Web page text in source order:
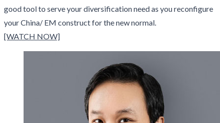
good tool to serve your diversification need as you reconfigure
your China/ EM construct for the new normal.
[WATCH NOW]